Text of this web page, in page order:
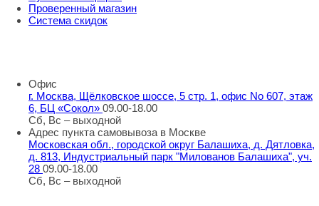
Проверенный магазин
Система скидок
Офис
г. Москва, Щёлковское шоссе, 5 стр. 1, офис No 607, этаж
6, БЦ «Сокол» 09.00-18.00
Сб, Вс – выходной
Адрес пункта самовывоза в Москве
Московская обл., городской округ Балашиха, д. Дятловка,
д. 813, Индустриальный парк "Милованов Балашиха", уч.
28 09.00-18.00
Сб, Вс – выходной